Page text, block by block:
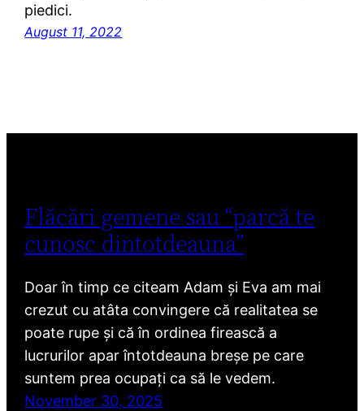
piedici.
August 11, 2022
Flăcări gemene sau “parcă te
cunosc dintotdeauna”
Doar în timp ce citeam Adam și Eva am mai
crezut cu atâta convingere că realitatea se
poate rupe și că în ordinea firească a
lucrurilor apar întotdeauna breșe pe care
suntem prea ocupați ca să le vedem.
November 30, 2025